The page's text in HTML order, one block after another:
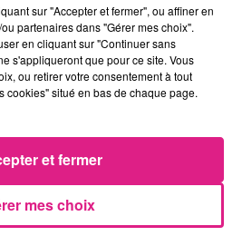
recommandé de :
de l’eau
et se ventiler
suffisante
habitation au frais en
le jour et en aérant la
sont redevenues
sur "Accepter et fermer", ou affiner en
partenaires dans "Gérer mes choix".
en cliquant sur "Continuer sans
s'appliqueront que pour ce site. Vous
ou retirer votre consentement à tout
cookies" situé en bas de chaque page.
mes choix
et fermer